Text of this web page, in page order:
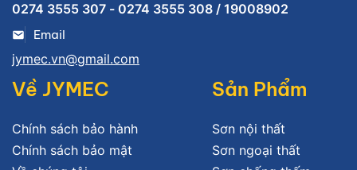
0274 3555 307 - 0274 3555 308 / 19008902
Email
jymec.vn@gmail.com
Về JYMEC
Chính sách bảo hành
Chính sách bảo mật
Sản Phẩm
Sơn nội thất
Sơn ngoại thất